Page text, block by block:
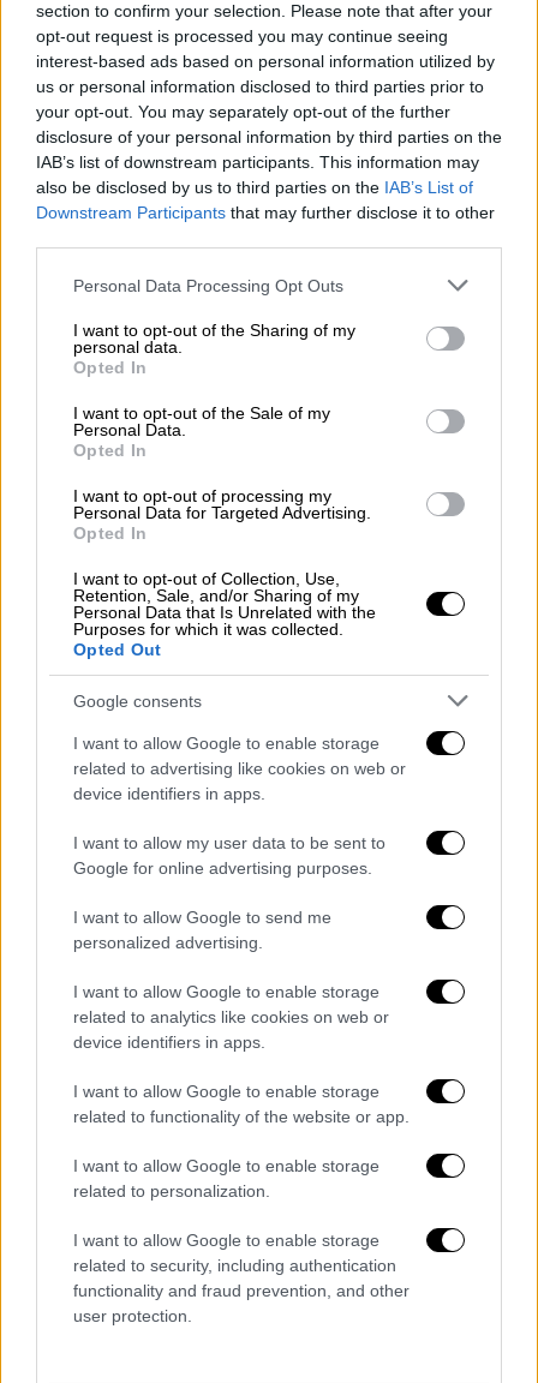
section to confirm your selection. Please note that after your
opt-out request is processed you may continue seeing
interest-based ads based on personal information utilized by
us or personal information disclosed to third parties prior to
your opt-out. You may separately opt-out of the further
disclosure of your personal information by third parties on the
IAB’s list of downstream participants. This information may
also be disclosed by us to third parties on the IAB’s List of
Downstream Participants that may further disclose it to other
Please note that this website/app uses one or more Google
not limited to your visit or usage behaviour. You may click to
grant or deny consent to Google and its third-party tags to
use your data for below specified purposes in below Google
consent section.
Personal Data Processing Opt Outs
I want to opt-out of the Sharing of my
personal data.
Opted In
I want to opt-out of the Sale of my
Personal Data.
Opted In
I want to opt-out of processing my
Personal Data for Targeted Advertising.
Opted In
I want to opt-out of Collection, Use,
Retention, Sale, and/or Sharing of my
Personal Data that Is Unrelated with the
Purposes for which it was collected.
Opted Out
Google consents
I want to allow Google to enable storage
related to advertising like cookies on web or
device identifiers in apps.
I want to allow my user data to be sent to
Google for online advertising purposes.
I want to allow Google to send me
personalized advertising.
I want to allow Google to enable storage
related to analytics like cookies on web or
device identifiers in apps.
I want to allow Google to enable storage
related to functionality of the website or app.
I want to allow Google to enable storage
related to personalization.
I want to allow Google to enable storage
related to security, including authentication
functionality and fraud prevention, and other
user protection.
Συνολικά12 άτομα-ανάμεσά τους και ο
δράστης-σκοτώθηκανστομακελειό που
σημειώθηκεστην Τσέτινιε του
Μαυροβουνίου, ενώ παράλληλα έξι άτομα
τραυματίστηκαν, ανάμεσά τους και ένας
αστυνομικός. Μάλιστα, πληροφορίες
αναφέρουν ότι ο δράστης σκοτώθηκε από
Η εισαγγελέας Andrijana Nastic δήλωσε,
όπως μεταδίδει το κρατικό μέσο
RTCG, ότι
δύο παιδιά σκοτώθηκαν
δράστης
σκοτώθηκε από συμπολίτη
την αστυνομία, όπως είχε γίνει γνωστό
αρχικά.
Της τραγωδίας είχε προηγηθεί
οικογενειακή
σύγκρουση, μετά την οποία ο δράστης
Σύμφωνα με ανεπίσημες πληροφορίες,
πρόκειται για έναν 34χρονο.
Μαυροβουνίου γνωστοποίησαν ότι ένας
άνδρας εισήχθη μεσοβαρά τραύματα
ασθενείς χρειάστηκε να μεταφερθούν
εσπευσμένα στοχειρουργείο, καθώς τα
τραύματά τους ήταν αρκετά σοβαρά.
ΟΛΕΣ ΟΙ ΕΙΔΗΣΕΙΣ
Η υπόθεση παρακολουθήσεων
συνταράσσει το πολιτικό σκηνικό: Οι
κινήσεις Μητσοτάκη, η τακτική Τσίπρα